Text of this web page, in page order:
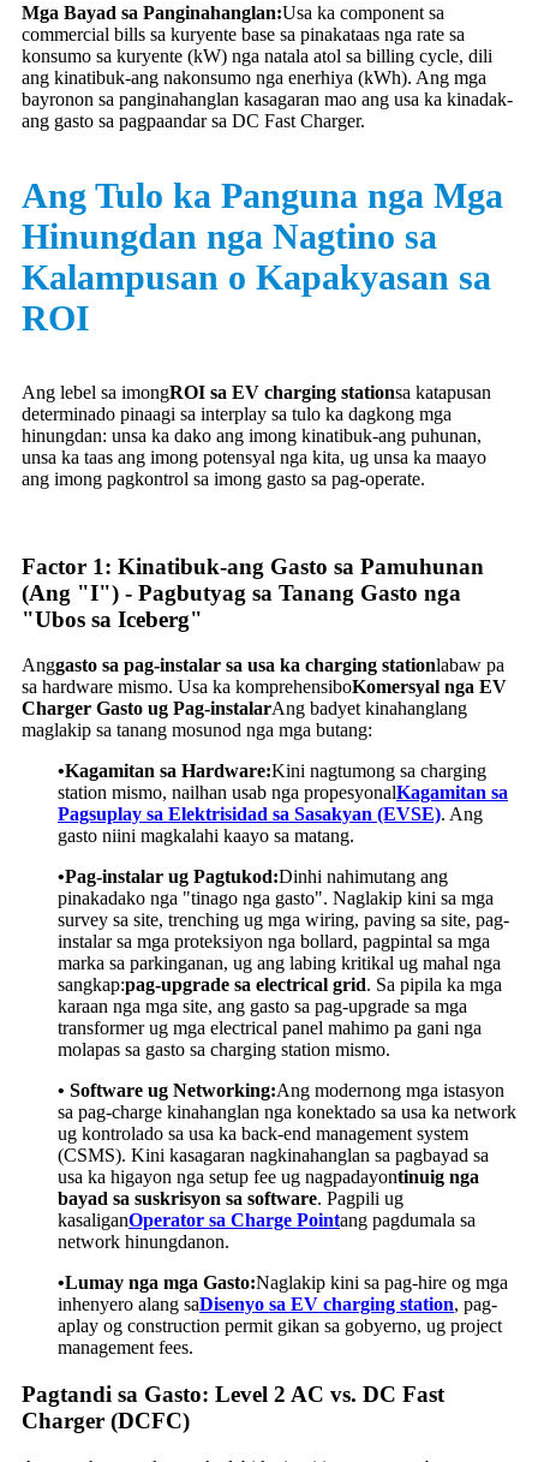
Mga Bayad sa Panginahanglan:Usa ka component sa
commercial bills sa kuryente base sa pinakataas nga rate sa
konsumo sa kuryente (kW) nga natala atol sa billing cycle, dili
ang kinatibuk-ang nakonsumo nga enerhiya (kWh). Ang mga
bayronon sa panginahanglan kasagaran mao ang usa ka kinadak-
ang gasto sa pagpaandar sa DC Fast Charger.
Ang Tulo ka Panguna nga Mga
Hinungdan nga Nagtino sa
Kalampusan o Kapakyasan sa
ROI
Ang lebel sa imongROI sa EV charging stationsa katapusan
determinado pinaagi sa interplay sa tulo ka dagkong mga
hinungdan: unsa ka dako ang imong kinatibuk-ang puhunan,
unsa ka taas ang imong potensyal nga kita, ug unsa ka maayo
ang imong pagkontrol sa imong gasto sa pag-operate.
Factor 1: Kinatibuk-ang Gasto sa Pamuhunan
(Ang "I") - Pagbutyag sa Tanang Gasto nga
"Ubos sa Iceberg"
Anggasto sa pag-instalar sa usa ka charging stationlabaw pa
sa hardware mismo. Usa ka komprehensiboKomersyal nga EV
Charger Gasto ug Pag-instalarAng badyet kinahanglang
maglakip sa tanang mosunod nga mga butang:
•Kagamitan sa Hardware:Kini nagtumong sa charging
station mismo, nailhan usab nga propesyonalKagamitan sa
Pagsuplay sa Elektrisidad sa Sasakyan (EVSE). Ang
gasto niini magkalahi kaayo sa matang.
•Pag-instalar ug Pagtukod:Dinhi nahimutang ang
pinakadako nga "tinago nga gasto". Naglakip kini sa mga
survey sa site, trenching ug mga wiring, paving sa site, pag-
instalar sa mga proteksiyon nga bollard, pagpintal sa mga
marka sa parkinganan, ug ang labing kritikal ug mahal nga
sangkap:pag-upgrade sa electrical grid. Sa pipila ka mga
karaan nga mga site, ang gasto sa pag-upgrade sa mga
transformer ug mga electrical panel mahimo pa gani nga
molapas sa gasto sa charging station mismo.
• Software ug Networking:Ang modernong mga istasyon
sa pag-charge kinahanglan nga konektado sa usa ka network
ug kontrolado sa usa ka back-end management system
(CSMS). Kini kasagaran nagkinahanglan sa pagbayad sa
usa ka higayon nga setup fee ug nagpadayontinuig nga
bayad sa suskrisyon sa software. Pagpili ug
kasaliganOperator sa Charge Pointang pagdumala sa
network hinungdanon.
•Lumay nga mga Gasto:Naglakip kini sa pag-hire og mga
inhenyero alang saDisenyo sa EV charging station, pag-
aplay og construction permit gikan sa gobyerno, ug project
management fees.
Pagtandi sa Gasto: Level 2 AC vs. DC Fast
Charger (DCFC)